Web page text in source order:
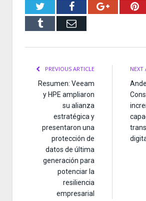
TwitterFacebookGoogle+
Tumblr Email
PREVIOUS ARTICLE
Resumen: Veeam
y HPE ampliaron
su alianza
estratégica y
presentaron una
protección de
datos de última
generación para
potenciar la
resiliencia
empresarial
NEXT